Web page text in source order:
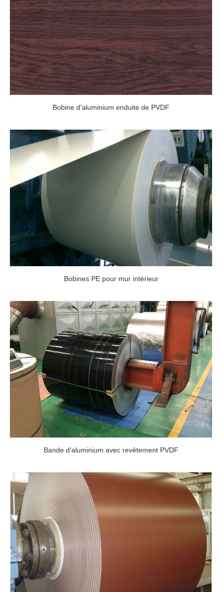
Bobine d'aluminium enduite de PVDF
Bobines PE pour mur intérieur
Bande d'aluminium avec revêtement PVDF